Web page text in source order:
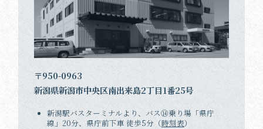
〒950-0963
新潟県新潟市中央区南出来島2丁目1番25号
新潟駅バスターミナルより、バス⑭乗り場「県庁
線」20分、県庁前下車 徒歩5分（時刻表）